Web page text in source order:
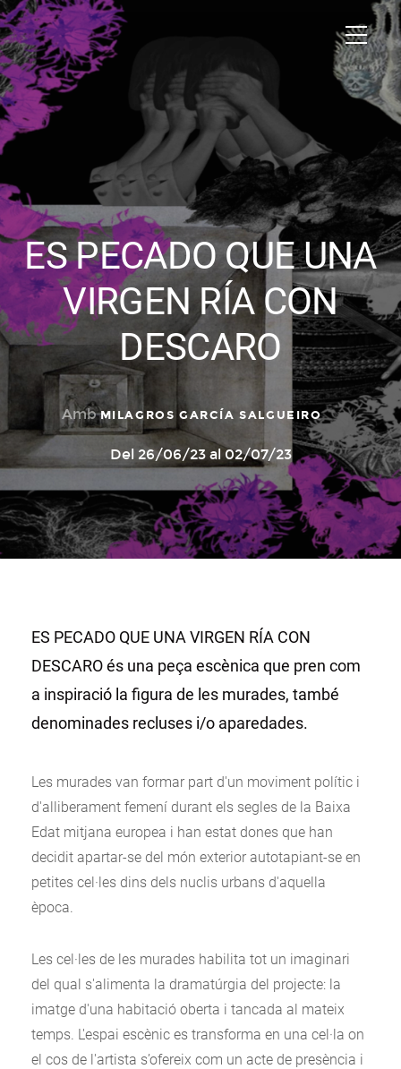
ES PECADO QUE UNA
VIRGEN RÍA CON
DESCARO
AmbMILAGROS GARCÍA SALGUEIRO
Del 26/06/23 al 02/07/23
ES PECADO QUE UNA VIRGEN RÍA CON
DESCARO és una peça escènica que pren com
a inspiració la figura de les murades, també
denominades recluses i/o aparedades.
Les murades van formar part d'un moviment polític i
d'alliberament femení durant els segles de la Baixa
Edat mitjana europea i han estat dones que han
decidit apartar-se del món exterior autotapiant-se en
petites cel·les dins dels nuclis urbans d'aquella
època.
Les cel·les de les murades habilita tot un imaginari
del qual s'alimenta la dramatúrgia del projecte: la
imatge d'una habitació oberta i tancada al mateix
temps. L'espai escènic es transforma en una cel·la on
el cos de l'artista s’ofereix com un acte de presència i